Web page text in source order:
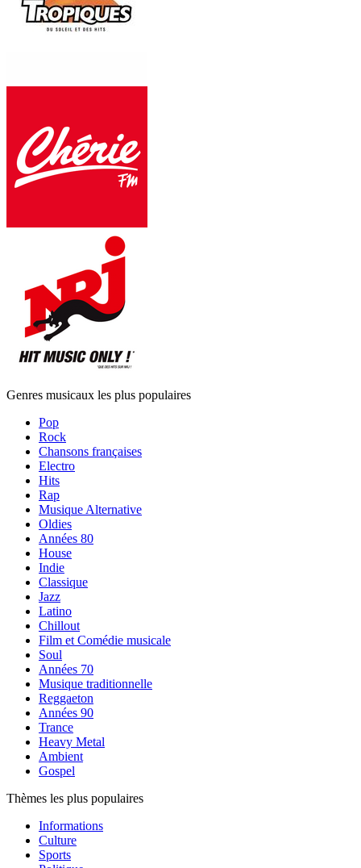
Genres musicaux les plus populaires
Pop
Rock
Chansons françaises
Electro
Hits
Rap
Musique Alternative
Oldies
Années 80
House
Indie
Classique
Jazz
Latino
Chillout
Film et Comédie musicale
Soul
Années 70
Musique traditionnelle
Reggaeton
Années 90
Trance
Heavy Metal
Ambient
Gospel
Thèmes les plus populaires
Informations
Culture
Sports